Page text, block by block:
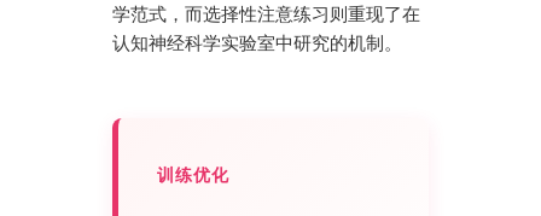
学范式，而选择性注意练习则重现了在
认知神经科学实验室中研究的机制。
训练优化